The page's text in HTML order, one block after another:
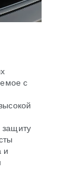
с
защиту
и